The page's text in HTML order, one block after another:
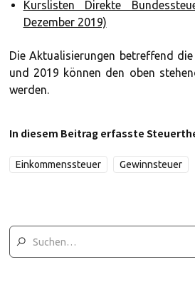
Kurslisten Direkte
Dezember 2019)
Die Aktualisierungen betreffend
und 2019 können den oben
werden.
In diesem Beitrag erfasste
Einkommenssteuer Gewinnsteuer